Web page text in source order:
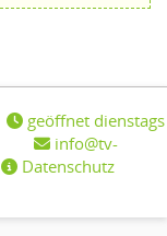
geöffnet dienstags
info@tv-
Datenschutz